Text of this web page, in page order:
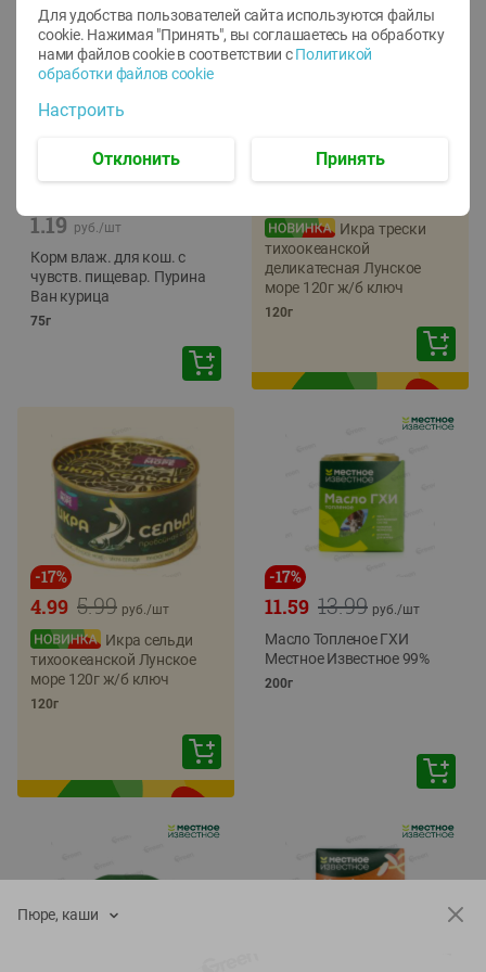
1.19 руб./шт
Корм влаж. для кош. с
чувств. пищевар. Пурина
Ван курица
75г
Икра трески
тихоокеанской
деликатесная Лунское
море 120г ж/б ключ
120г
-17%
5.99
4.99 руб./шт
Икра сельди
тихоокеанской Лунское
море 120г ж/б ключ
120г
-17%
13.99
11.59 руб./шт
Масло Топленое ГХИ
Местное Известное 99%
200г
Пюре, каши
Для удобства пользователей сайта используются файлы
cookie. Нажимая "Принять", вы соглашаетесь на обработку
нами файлов cookie в соответствии с Политикой
обработки файлов cookie
Настроить
Отклонить Принять